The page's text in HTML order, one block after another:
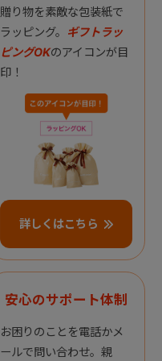
贈り物を素敵な包装紙で
ラッピング。 ギフトラッ
ピングOKのアイコンが目
印！
詳しくはこちら
安心のサポート体制
お困りのことを電話かメ
ールで問い合わせ。親